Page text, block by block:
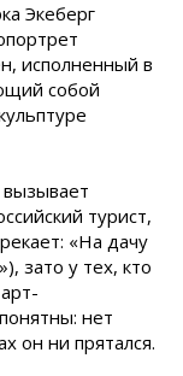
Экеберг
исполненный в
собой
вызывает
турист,
«На дачу
зато у тех, кто
нет
он ни прятался.